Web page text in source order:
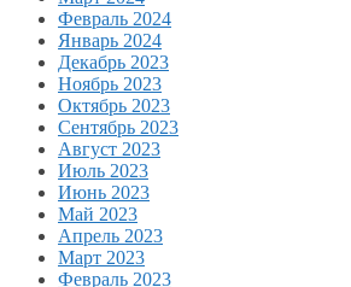
Февраль 2024
Январь 2024
Декабрь 2023
Ноябрь 2023
Октябрь 2023
Сентябрь 2023
Август 2023
Июль 2023
Июнь 2023
Май 2023
Апрель 2023
Март 2023
Февраль 2023